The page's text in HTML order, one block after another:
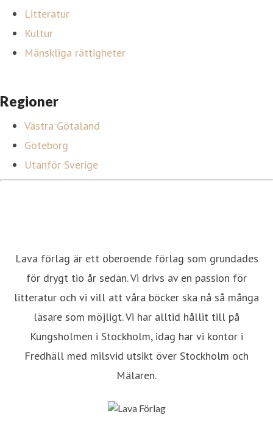
Litteratur
Kultur
Mänskliga rättigheter
Regioner
Västra Götaland
Göteborg
Utanför Sverige
Lava förlag är ett oberoende förlag som grundades
för drygt tio år sedan. Vi drivs av en passion för
litteratur och vi vill att våra böcker ska nå så många
läsare som möjligt. Vi har alltid hållit till på
Kungsholmen i Stockholm, idag har vi kontor i
Fredhäll med milsvid utsikt över Stockholm och
Mälaren.